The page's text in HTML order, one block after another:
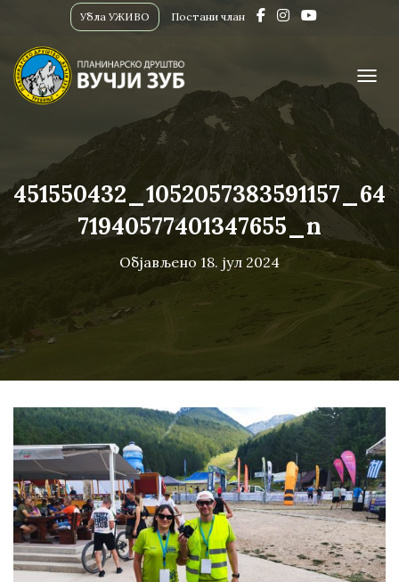
Убла УЖИВО Постани члан
451550432_1052057383591157_64
71940577401347655_n
Објављено 18. јул 2024